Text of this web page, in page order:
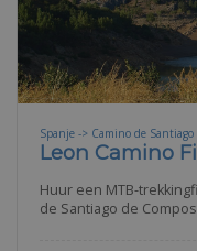
Spanje -> Camino de Santiago
Leon Camino
Huur een MTB-
de Santiago de